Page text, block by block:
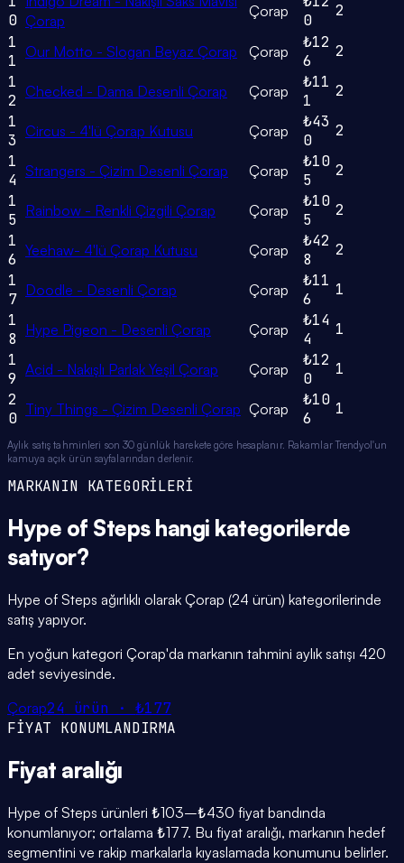
0 Çorap
Çorap
0
2
1
1 Our Motto - Slogan Beyaz Çorap Çorap
₺12
6
2
1
2 Checked - Dama Desenli Çorap Çorap
₺11
1
2
1
3 Circus - 4'lü Çorap Kutusu Çorap
₺43
0
2
1
4 Strangers - Çizim Desenli Çorap Çorap
₺10
5
2
1
5 Rainbow - Renkli Çizgili Çorap Çorap
₺10
5
2
1
6 Yeehaw- 4'lü Çorap Kutusu Çorap
₺42
8
2
1
7 Doodle - Desenli Çorap Çorap
₺11
6
1
1
8 Hype Pigeon - Desenli Çorap Çorap
₺14
4
1
1
9 Acid - Nakışlı Parlak Yeşil Çorap Çorap
₺12
0
1
2
0 Tiny Things - Çizim Desenli Çorap Çorap
₺10
6
1
Aylık satış tahminleri son 30 günlük harekete göre hesaplanır. Rakamlar Trendyol'un
kamuya açık ürün sayfalarından derlenir.
MARKANIN KATEGORİLERİ
Hype of Stepshangi kategorilerde
satıyor?
Hype of Steps ağırlıklı olarak Çorap (24 ürün) kategorilerinde
satış yapıyor.
En yoğun kategori Çorap'da markanın tahmini aylık satışı 420
adet seviyesinde.
Çorap24 ürün ·₺177
FİYAT KONUMLANDIRMA
Fiyat aralığı
Hype of Steps ürünleri ₺103–₺430 fiyat bandında
konumlanıyor; ortalama ₺177. Bu fiyat aralığı, markanın hedef
segmentini ve rakip markalarla kıyaslamada konumunu belirler.